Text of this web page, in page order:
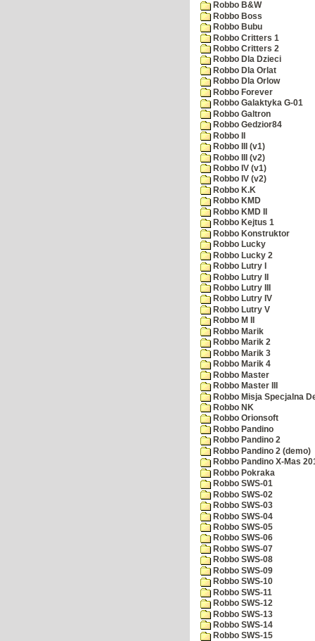
Robbo B&W
Robbo Boss
Robbo Bubu
Robbo Critters 1
Robbo Critters 2
Robbo Dla Dzieci
Robbo Dla Orlat
Robbo Dla Orlow
Robbo Forever
Robbo Galaktyka G-01
Robbo Galtron
Robbo Gedzior84
Robbo II
Robbo III (v1)
Robbo III (v2)
Robbo IV (v1)
Robbo IV (v2)
Robbo K.K
Robbo KMD
Robbo KMD II
Robbo Kejtus 1
Robbo Konstruktor
Robbo Lucky
Robbo Lucky 2
Robbo Lutry I
Robbo Lutry II
Robbo Lutry III
Robbo Lutry IV
Robbo Lutry V
Robbo M II
Robbo Marik
Robbo Marik 2
Robbo Marik 3
Robbo Marik 4
Robbo Master
Robbo Master III
Robbo Misja Specjalna
Robbo NK
Robbo Orionsoft
Robbo Pandino
Robbo Pandino 2
Robbo Pandino 2 (demo)
Robbo Pandino X-Mas
Robbo Pokraka
Robbo SWS-01
Robbo SWS-02
Robbo SWS-03
Robbo SWS-04
Robbo SWS-05
Robbo SWS-06
Robbo SWS-07
Robbo SWS-08
Robbo SWS-09
Robbo SWS-10
Robbo SWS-11
Robbo SWS-12
Robbo SWS-13
Robbo SWS-14
Robbo SWS-15